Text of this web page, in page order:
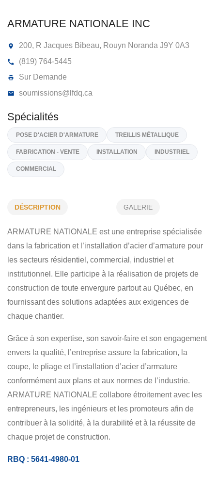
ARMATURE NATIONALE INC
200, R Jacques Bibeau, Rouyn Noranda
(819) 764-5445
Sur Demande
soumissions@lfdq.ca
FABRICATION - VENTE INSTALLATION INDUSTRIEL
COMMERCIAL
DÉSCRIPTION GALERIE
ARMATURE NATIONALE est une entreprise spécialisée
dans la fabrication et l’installation d’acier d’armature pour
les secteurs résidentiel, commercial, industriel et
institutionnel. Elle participe à la réalisation de projets de
construction de toute envergure partout au Québec, en
fournissant des solutions adaptées aux exigences de
chaque chantier.
Grâce à son expertise, son savoir-faire et son engagement
envers la qualité, l’entreprise assure la fabrication, la
coupe, le pliage et l’installation d’acier d’armature
conformément aux plans et aux normes de l’industrie.
ARMATURE NATIONALE collabore étroitement avec les
entrepreneurs, les ingénieurs et les promoteurs afin de
contribuer à la solidité, à la durabilité et à la réussite de
chaque projet de construction.
RBQ : 5641-4980-01